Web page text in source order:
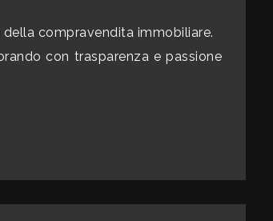
compravendita immobiliare.
con trasparenza e passione